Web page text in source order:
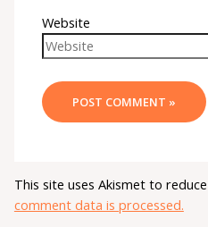
Website
This site uses Akismet to
comment data is processed.